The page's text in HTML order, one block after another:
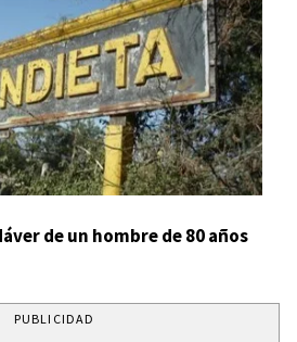
de un hombre de 80 años
PUBLICIDAD